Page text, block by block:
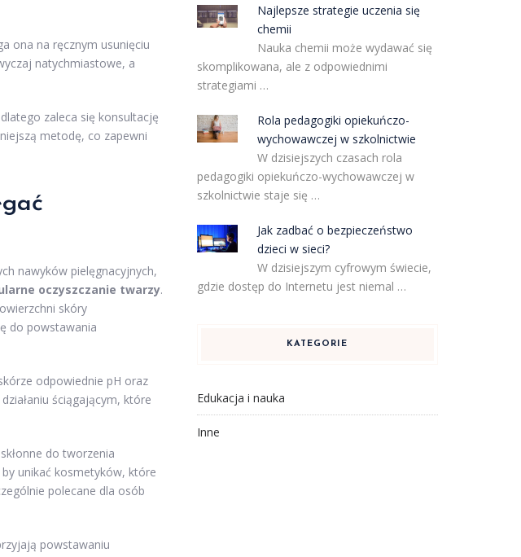
ona na ręcznym usunięciu
natychmiastowe, a
zaleca się konsultację
metodę, co zapewni
nawyków pielęgnacyjnych,
oczyszczanie twarzy.
skóry
do powstawania
odpowiednie pH oraz
ściągającym, które
do tworzenia
unikać kosmetyków, które
polecane dla osób
powstawaniu
Najlepsze strategie uczenia się
chemii
Nauka chemii może wydawać się
skomplikowana, ale z odpowiednimi
strategiami …
Rola pedagogiki opiekuńczo-
wychowawczej w szkolnictwie
W dzisiejszych czasach rola
pedagogiki opiekuńczo-wychowawczej w
szkolnictwie staje się …
Jak zadbać o bezpieczeństwo
dzieci w sieci?
W dzisiejszym cyfrowym świecie,
gdzie dostęp do Internetu jest niemal …
KATEGORIE
Edukacja i nauka
Inne